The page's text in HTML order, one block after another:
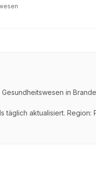
Gesundheitswesen in
täglich aktualisiert. Region: